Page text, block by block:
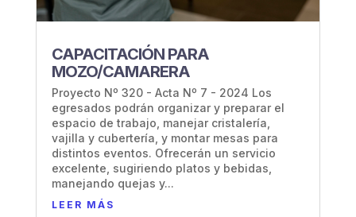
CAPACITACIÓN PARA
MOZO/CAMARERA
Proyecto Nº 320 - Acta Nº 7 - 2024 Los
egresados podrán organizar y preparar el
espacio de trabajo, manejar cristalería,
vajilla y cubertería, y montar mesas para
distintos eventos. Ofrecerán un servicio
excelente, sugiriendo platos y bebidas,
manejando quejas y...
LEER MÁS